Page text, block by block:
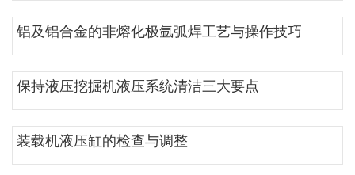
铝及铝合金的非熔化极氩弧焊工艺与操作技巧
保持液压挖掘机液压系统清洁三大要点
装载机液压缸的检查与调整